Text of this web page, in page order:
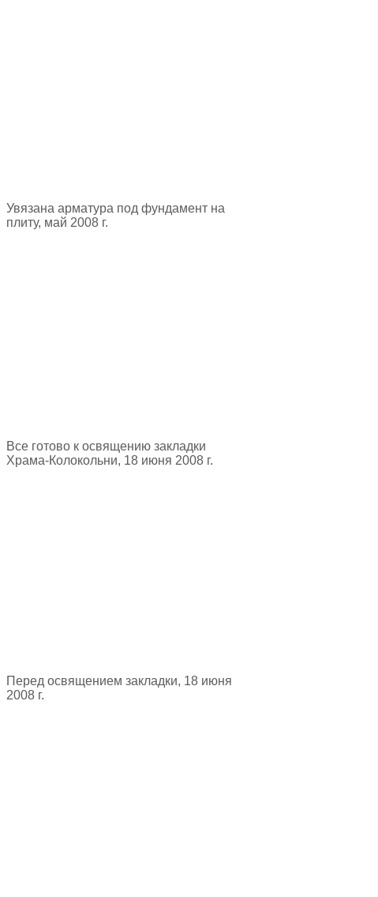
Увязана арматура под фундамент на
плиту, май 2008 г.
Все готово к освящению закладки
Храма-Колокольни, 18 июня 2008 г.
Перед освящением закладки, 18 июня
2008 г.